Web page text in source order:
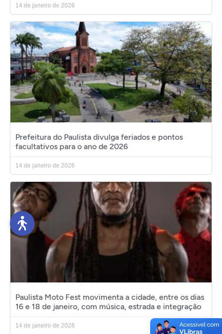
14 de janeiro de 2026
Prefeitura do Paulista divulga feriados e pontos
facultativos para o ano de 2026
14 de janeiro de 2026
Paulista Moto Fest movimenta a cidade, entre os dias
16 e 18 de janeiro, com música, estrada e integração
14 de janeiro de 2026